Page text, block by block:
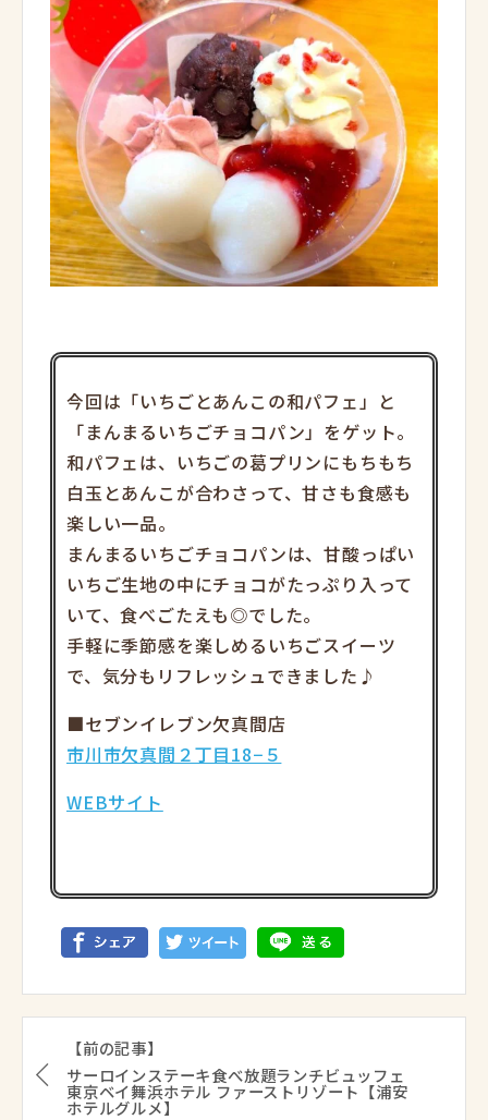
今回は「いちごとあんこの和パフェ」と
「まんまるいちごチョコパン」をゲット。
和パフェは、いちごの葛プリンにもちもち
白玉とあんこが合わさって、甘さも食感も
楽しい一品。
まんまるいちごチョコパンは、甘酸っぱい
いちご生地の中にチョコがたっぷり入って
いて、食べごたえも◎でした。
手軽に季節感を楽しめるいちごスイーツ
で、気分もリフレッシュできました♪
■セブンイレブン欠真間店
市川市欠真間２丁目18−５
WEBサイト
【前の記事】
サーロインステーキ食べ放題ランチビュッフェ
東京ベイ舞浜ホテル ファーストリゾート【浦安
ホテルグルメ】